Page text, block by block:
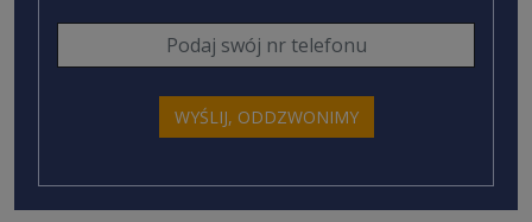
WYŚLIJ, ODDZWONIMY